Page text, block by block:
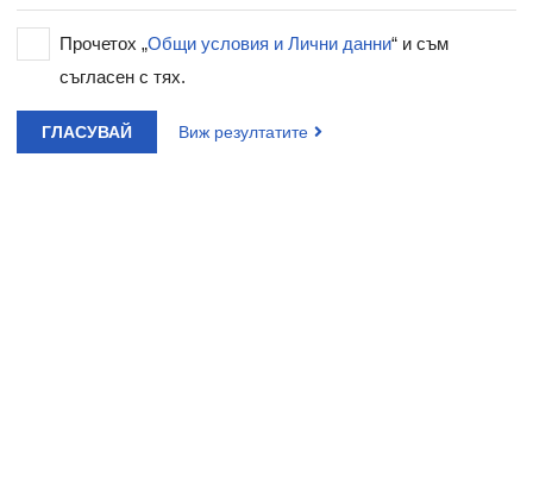
Прочетох „Общи условия и Лични данни“ и съм
съгласен с тях.
ГЛАСУВАЙ Виж резултатите